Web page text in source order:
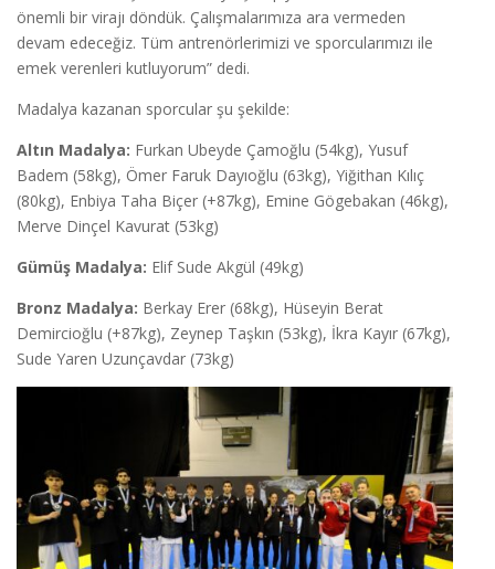
önemli bir virajı döndük. Çalışmalarımıza ara vermeden
devam edeceğiz. Tüm antrenörlerimizi ve sporcularımızı ile
emek verenleri kutluyorum” dedi.
Madalya kazanan sporcular şu şekilde:
Altın Madalya: Furkan Ubeyde Çamoğlu (54kg), Yusuf
Badem (58kg), Ömer Faruk Dayıoğlu (63kg), Yiğithan Kılıç
(80kg), Enbiya Taha Biçer (+87kg), Emine Gögebakan (46kg),
Merve Dinçel Kavurat (53kg)
Gümüş Madalya: Elif Sude Akgül (49kg)
Bronz Madalya: Berkay Erer (68kg), Hüseyin Berat
Demircioğlu (+87kg), Zeynep Taşkın (53kg), İkra Kayır (67kg),
Sude Yaren Uzunçavdar (73kg)